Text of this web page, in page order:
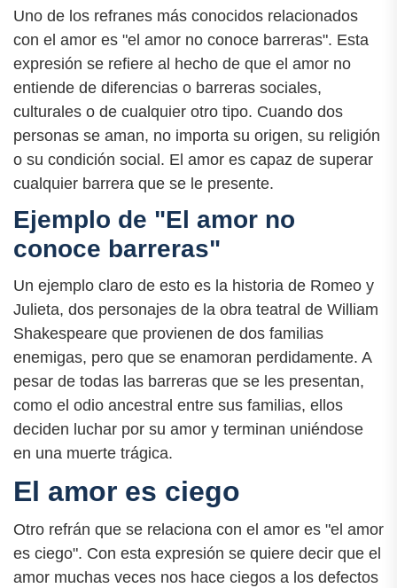
Uno de los refranes más conocidos relacionados
con el amor es "el amor no conoce barreras". Esta
expresión se refiere al hecho de que el amor no
entiende de diferencias o barreras sociales,
culturales o de cualquier otro tipo. Cuando dos
personas se aman, no importa su origen, su religión
o su condición social. El amor es capaz de superar
cualquier barrera que se le presente.
Ejemplo de "El amor no
conoce barreras"
Un ejemplo claro de esto es la historia de Romeo y
Julieta, dos personajes de la obra teatral de William
Shakespeare que provienen de dos familias
enemigas, pero que se enamoran perdidamente. A
pesar de todas las barreras que se les presentan,
como el odio ancestral entre sus familias, ellos
deciden luchar por su amor y terminan uniéndose
en una muerte trágica.
El amor es ciego
Otro refrán que se relaciona con el amor es "el amor
es ciego". Con esta expresión se quiere decir que el
amor muchas veces nos hace ciegos a los defectos